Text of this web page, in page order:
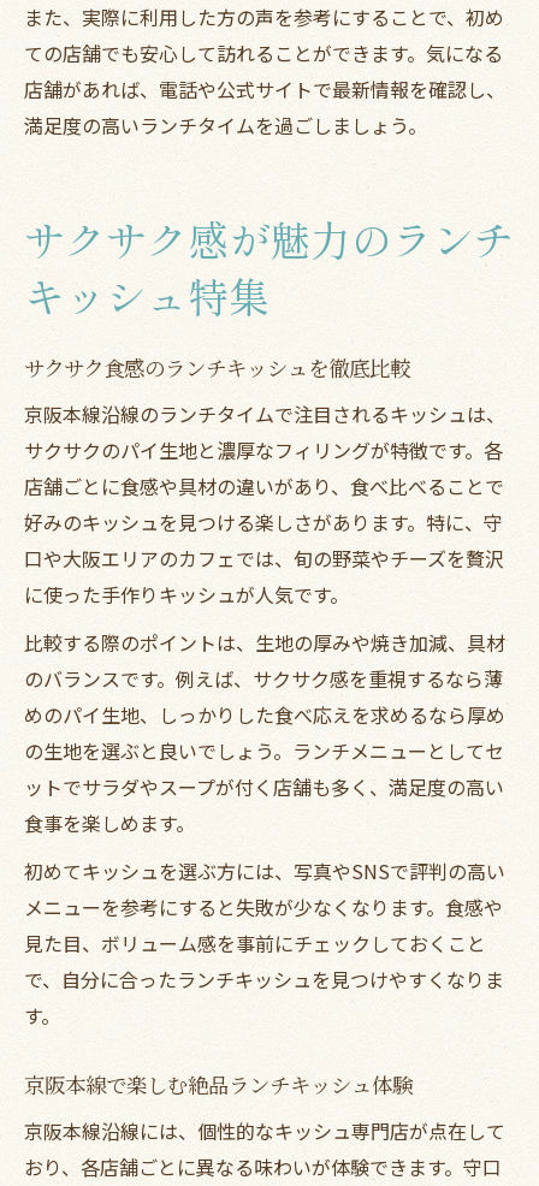
また、実際に利用した方の声を参考にすることで、初め
ての店舗でも安心して訪れることができます。気になる
店舗があれば、電話や公式サイトで最新情報を確認し、
満足度の高いランチタイムを過ごしましょう。
サクサク感が魅力のランチ
キッシュ特集
サクサク食感のランチキッシュを徹底比較
京阪本線沿線のランチタイムで注目されるキッシュは、
サクサクのパイ生地と濃厚なフィリングが特徴です。各
店舗ごとに食感や具材の違いがあり、食べ比べることで
好みのキッシュを見つける楽しさがあります。特に、守
口や大阪エリアのカフェでは、旬の野菜やチーズを贅沢
に使った手作りキッシュが人気です。
比較する際のポイントは、生地の厚みや焼き加減、具材
のバランスです。例えば、サクサク感を重視するなら薄
めのパイ生地、しっかりした食べ応えを求めるなら厚め
の生地を選ぶと良いでしょう。ランチメニューとしてセ
ットでサラダやスープが付く店舗も多く、満足度の高い
食事を楽しめます。
初めてキッシュを選ぶ方には、写真やSNSで評判の高い
メニューを参考にすると失敗が少なくなります。食感や
見た目、ボリューム感を事前にチェックしておくこと
で、自分に合ったランチキッシュを見つけやすくなりま
す。
京阪本線で楽しむ絶品ランチキッシュ体験
京阪本線沿線には、個性的なキッシュ専門店が点在して
おり、各店舗ごとに異なる味わいが体験できます。守口